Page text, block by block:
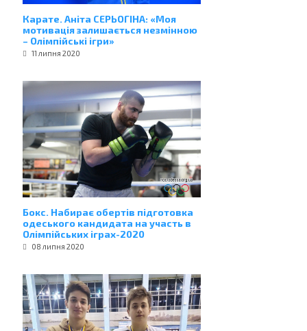
Карате. Аніта СЕРЬОГІНА: «Моя
мотивація залишається незмінною
– Олімпійські ігри»
11 липня 2020
Бокс. Набирає обертів підготовка
одеського кандидата на участь в
Олімпійських іграх-2020
08 липня 2020